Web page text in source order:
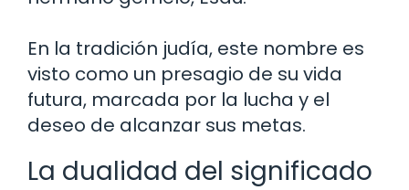
En la tradición judía, este nombre es
visto como un presagio de su vida
futura, marcada por la lucha y el
deseo de alcanzar sus metas.
La dualidad del significado